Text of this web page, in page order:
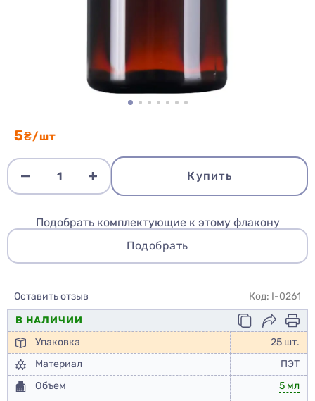
5₴/шт
Купить
Подобрать комплектующие к этому флакону
Подобрать
Оставить отзыв
Код: I-0261
В НАЛИЧИИ
Упаковка
25 шт.
Материал
ПЭТ
Объем
5 мл